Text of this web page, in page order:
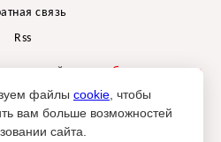
связь
Rss
проектбрендингового
Depot
Sostav.ru допустимо только при
источника.
файлы cookie , чтобы
вам больше возможностей
сайта.